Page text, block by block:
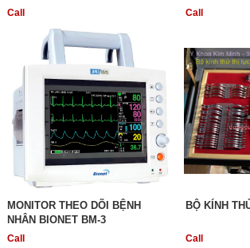
Call Call
MONITOR THEO DÕI BỆNH
NHÂN BIONET BM-3
Call
BỘ KÍNH
Call